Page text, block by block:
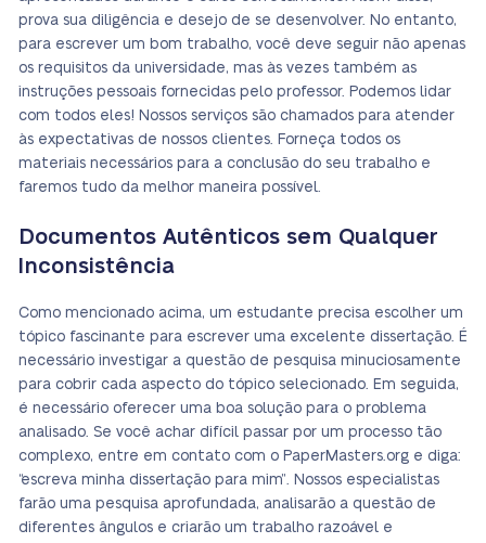
prova sua diligência e desejo de se desenvolver. No entanto,
para escrever um bom trabalho, você deve seguir não apenas
os requisitos da universidade, mas às vezes também as
instruções pessoais fornecidas pelo professor. Podemos lidar
com todos eles! Nossos serviços são chamados para atender
às expectativas de nossos clientes. Forneça todos os
materiais necessários para a conclusão do seu trabalho e
faremos tudo da melhor maneira possível.
Documentos Autênticos sem Qualquer
Inconsistência
Como mencionado acima, um estudante precisa escolher um
tópico fascinante para escrever uma excelente dissertação. É
necessário investigar a questão de pesquisa minuciosamente
para cobrir cada aspecto do tópico selecionado. Em seguida,
é necessário oferecer uma boa solução para o problema
analisado. Se você achar difícil passar por um processo tão
complexo, entre em contato com o PaperMasters.org e diga:
“escreva minha dissertação para mim”. Nossos especialistas
farão uma pesquisa aprofundada, analisarão a questão de
diferentes ângulos e criarão um trabalho razoável e